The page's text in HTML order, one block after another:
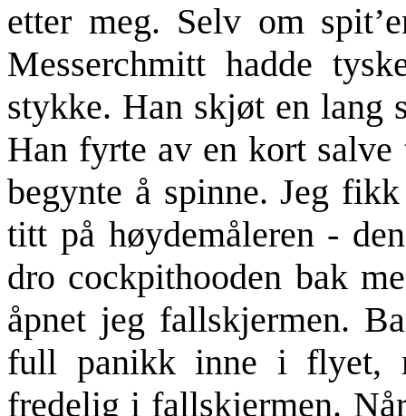
etter meg. Selv om
Messerchmitt hadde
stykke. Han skjøt en
Han fyrte av en kort
begynte å spinne. Jeg
titt på høydemåleren -
dro cockpithooden bak
åpnet jeg fallskjermen.
full panikk inne i flyet,
fredelig i fallskjermen.